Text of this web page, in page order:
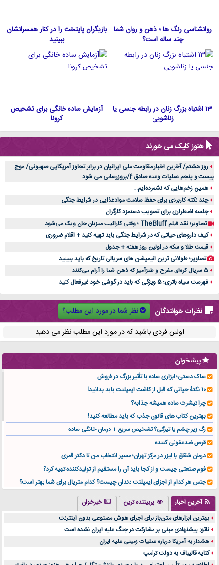
روانشناسی رنگ ها ؛ ذهن و روان شما
چند ساله است؟
بازیگران پایتخت را در کنار همسرانشان
ببینید
13 اشتباه بزرگ زنان در رابطه جنسی یا
زناشویی
آزمایش ساده خانگی برای تشخیص
کرونا
هنوز کلیک می خورند
روز هشتم/ آخرین اخبار مقاومت ملی ایرانیان در برابر تجاوز آمریکایی صهیونی/ موج
بیست و پنجم عملیات وعده صادق 4/بروزرسانی می شود
همین زخم‌هایی که نشمرده‌ایم...
چند نکته کاربردی برای حفظ سلامت موادغذایی در شرایط جنگی
جلسه اضطراری برای تصویب دستمزد کارگران
تصاویر؛ نقد فیلم The Bluff ؛ وقتی کارائیب میزبان جان ویک می‌شود
کیف داروهای حیاتی که در شرایط جنگی باید تهیه کنید + اقلام ضروری
قیمت طلا و سکه در اولین روز هفته + جدول
تصاویر؛ طولانی ترین انیمیشن های سریالی تاریخ که باید ببینید
5 سریال کره‌ای مفرح و طنزآمیز که ذهن شما را آرام می‌کنند
فهرست سیاه باتری؛ 5 ویژگی که باید در گوشی خود غیرفعال کنید
نظرات خوانندگان
نظر شما در مورد این مطلب؟
اولین فردی باشید که در مورد این مطلب نظر می دهید
پیشخوان
ساک دستی؛ ابزاری ساده با تأثیر بزرگ در فروش
۱۰ نکتهٔ حیاتی که قبل از کاشت ایمپلنت باید بدانید!
چرا تیشرت ساده همیشه جذابه؟
بهترین کتاب های قانون جذب که باید مطالعه کنید!
رگ زیر چشم یا تیرگی؟ تشخیص سریع + درمان خانگی ساده
قرص ضدعفونی کننده
درمان شقاق با لیزر در مرکز تهران؛ مسیر انتخاب من تا دکتر قمری
فوم صنعتی چیست و از کجا باید آن را مستقیم از تولیدکننده تهیه کرد؟
جنس هر کدام از اجزای ایمپلنت دندان چیست؟ کدام متریال برای شما بهتر است؟
تولید لیوان کاغذی یک کسب‌ و کار پر سود و رو‌ به‌ رشد در بازار ایران
درد زانو بعد از تمرین با تردمیل؟ شاید مشکل از این انتخاب باشد
آینده موسیقی هم‌اکنون در اینجاست
بهترین راه تبلیغات کلینیک زیبایی و افزایش مشتری کدام است؟
مقایسه قالب آسترا با وودمارت و فلت‌سام (فارسی)
خرید سمعک کارکرده یا دست دوم | نکات مهم قبل از تصمیم‌گیری
آخرین اخبار پربیننده ترین
خبرخوان
بهترین ابزارهای متن‌باز برای اجرای هوش مصنوعی بدون اینترنت
ناتو: پیشنهادی مبنی بر مشارکت در جنگ علیه ایران نشده است
هشدار به آمریکا درباره عملیات زمینی علیه ایران
کنایه قالیباف به دولت ترامپ